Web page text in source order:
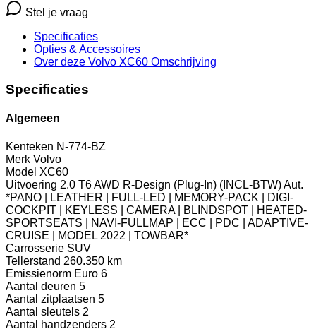
Stel je vraag
Specificaties
Opties & Accessoires
Over deze Volvo XC60 Omschrijving
Specificaties
Algemeen
Kenteken N-774-BZ
Merk Volvo
Model XC60
Uitvoering 2.0 T6 AWD R-Design (Plug-In) (INCL-BTW) Aut.
*PANO | LEATHER | FULL-LED | MEMORY-PACK | DIGI-
COCKPIT | KEYLESS | CAMERA | BLINDSPOT | HEATED-
SPORTSEATS | NAVI-FULLMAP | ECC | PDC | ADAPTIVE-
CRUISE | MODEL 2022 | TOWBAR*
Carrosserie SUV
Tellerstand 260.350 km
Emissienorm Euro 6
Aantal deuren 5
Aantal zitplaatsen 5
Aantal sleutels 2
Aantal handzenders 2